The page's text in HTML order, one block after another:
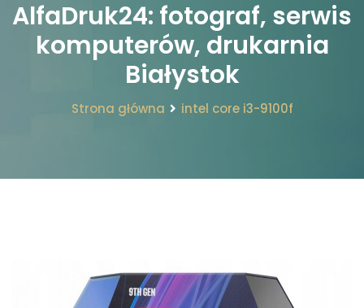
AlfaDruk24: fotograf, serwis
komputerów, drukarnia
Białystok
Strona główna intel core i3-9100f